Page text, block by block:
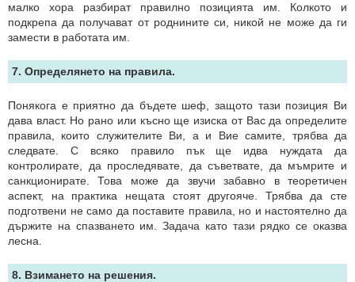
малко хора разбират правилно позицията им. Колкото и
подкрепа да получават от роднините си, никой не може да ги
замести в работата им.
7. Определянето на правила.
Понякога е приятно да бъдете шеф, защото тази позиция Ви
дава власт. Но рано или късно ще изиска от Вас да определите
правила, които служителите Ви, а и Вие самите, трябва да
следвате. С всяко правило пък ще идва нуждата да
контролирате, да проследявате, да съветвате, да мъмрите и
санкционирате. Това може да звучи забавно в теоретичен
аспект, на практика нещата стоят другояче. Трябва да сте
подготвени не само да поставите правила, но и настоятелно да
държите на спазването им. Задача като тази рядко се оказва
лесна.
8. Взимането на решения.